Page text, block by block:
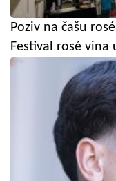
Poziv na čašu
Festival rosé vina